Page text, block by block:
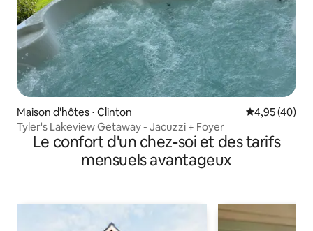
Maison d'hôtes ⋅ Clinton Évaluation
4,95 (40)
Tyler's Lakeview Getaway - Jacuzzi + Foyer
Le confort d'un chez-soi et des tarifs
mensuels avantageux